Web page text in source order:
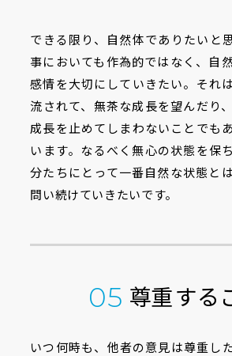
できる限り、自然体でありたいと
事においても作為的ではなく、自
感情を大切にしていきたい。それ
流されて、無茶な成長を望んだり
成長を止めてしまわないことでも
います。なるべく無心の状態を保
分たちにとって一番自然な状態と
問い続けていきたいです。
05 尊重する
いつ何時も、他者の意見は尊重し